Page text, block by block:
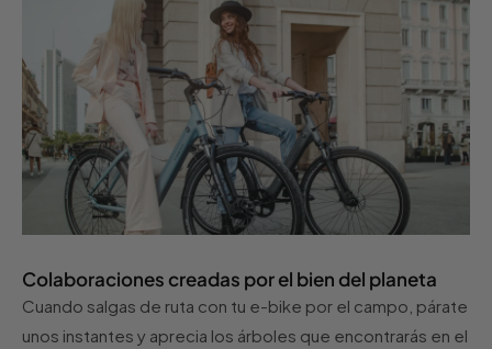
Colaboraciones creadas por el bien del planeta
Cuando salgas de ruta con tu e-bike por el campo, párate
unos instantes y aprecia los árboles que encontrarás en el